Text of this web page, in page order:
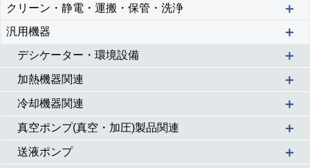
クリーン・静電・運搬・保管・洗浄 ＋
汎用機器 ＋
デシケーター・環境設備 ＋
加熱機器関連 ＋
冷却機器関連 ＋
真空ポンプ(真空・加圧)製品関連 ＋
送液ポンプ ＋